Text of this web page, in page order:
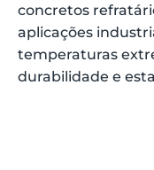
concretos
aplicações
temperaturas
durabilidade e